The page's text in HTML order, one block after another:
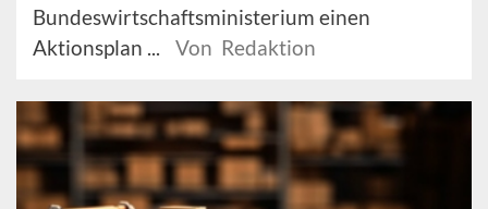
Bundeswirtschaftsministerium einen
Aktionsplan ...
Von Redaktion